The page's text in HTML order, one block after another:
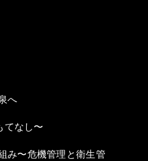
へ
てなし〜
み〜危機管理と衛生管